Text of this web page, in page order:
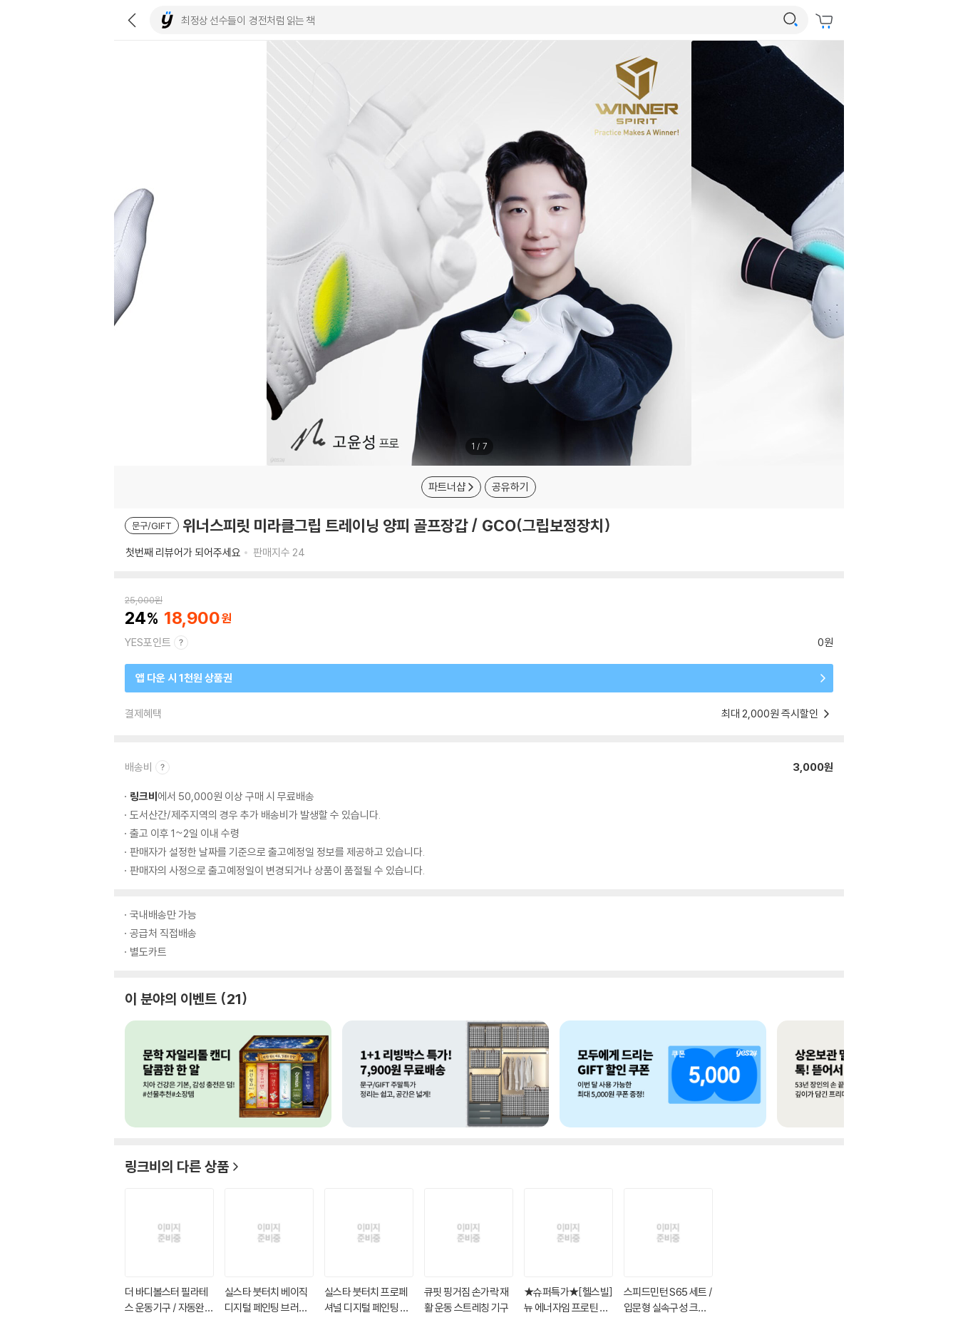
1 / 7
파트너샵 공유하기
문구/GIFT 위너스피릿 미라클그립 트레이닝 양피 골프장갑 / GCO(그립보정장치)
첫번째 리뷰어가 되어주세요 판매지수 24
25,000원
24 18,900
YES포인트 0원
앱 다운 시 1천원 상품권
결제혜택 최대 2,000원 즉시할인
배송비 3,000원
링크비에서 50,000원 이상 구매 시 무료배송
도서산간/제주지역의 경우 추가 배송비가 발생할 수 있습니다.
출고 이후 1~2일 이내 수령
판매자가 설정한 날짜를 기준으로 출고예정일 정보를 제공하고 있습니다.
판매자의 사정으로 출고예정일이 변경되거나 상품이 품절될 수 있습니다.
국내배송만 가능
공급처 직접배송
별도카트
이 분야의 이벤트 21
링크비의 다른 상품
더 바디볼스터 필라테
스 운동기구 / 자동완충
실스타 붓터치 베이직
디지털 페인팅 브러쉬 /
실스타 붓터치 프로페
셔널 디지털 페인팅 브
큐핏 핑거짐 손가락 재
활 운동 스트레칭 기구
★슈퍼특가★[헬스빌]
뉴 에너자임 프로틴 2k
스피드민턴 S65 세트 /
입문형 실속구성 크로